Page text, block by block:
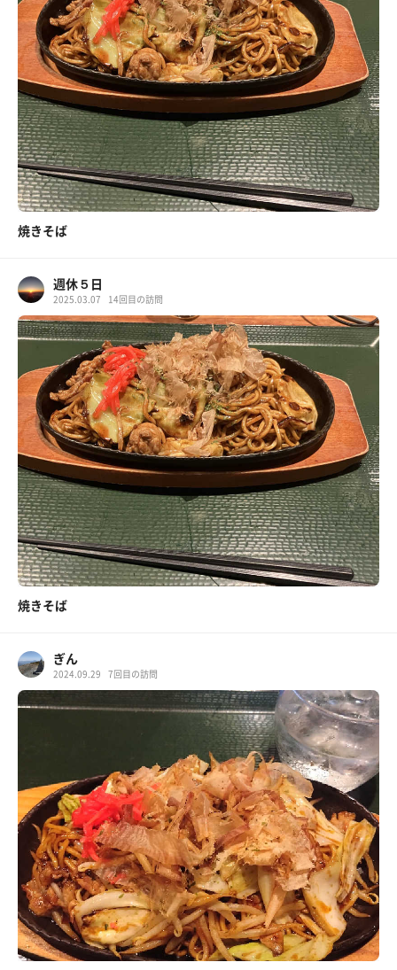
焼きそば
週休５日
2025.03.07 14回目の訪問
焼きそば
ぎん
2024.09.29 7回目の訪問